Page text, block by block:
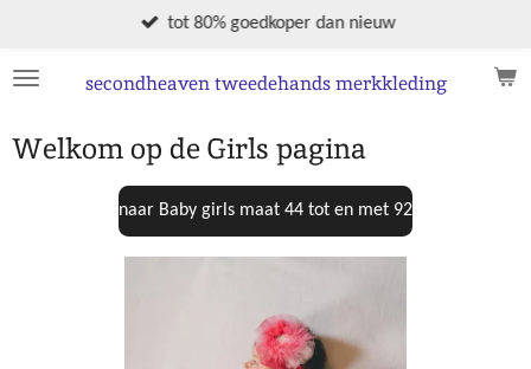
naar
hoofdinhoud
secondheaven tweedehands merkkleding
tot 80% goedkoper dan nieuw
Welkom op de Girls pagina
naar Baby girls maat 44 tot en met 92